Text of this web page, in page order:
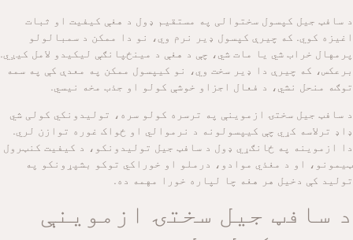
د سافټ جیل کپسول سختوالی په مستقیم ډول د هغې کیفیت او ثبات
اغیزه کوي. که چیرې کپسول ډیر نرم وي، نو دا ممکن د سمبالولو
پرمهال خراب شي یا مات شي، چې د هغې د مینځپانګې لیکیدو لامل کیږي.
برعکس، که چیرې دا ډیر سخت وي، نو کیپسول ممکن په معدې کې په سمه
توګه منحل نشي، د فعال اجزاو خوشې کولو او جذب مخه نیسي.
د سافټ جیل سختۍ ازموینې په ترسره کولو سره، تولیدونکي کولی شي
ډاډ ترلاسه کړي چې کیپسولونه د نرموالي او ځواک غوره توازن لري.
دا ازموینه په ځانګړي ډول د سافټ جیل تولیدونکو، د کیفیت کنټرول
ټیمونو، او د مغذي موادو، درملو او خوراکي توکو بشپړونکو په
تولید کې دخیل هر هغه چا لپاره خورا مهمه ده.
د سافټ جیل سختۍ ازموینې